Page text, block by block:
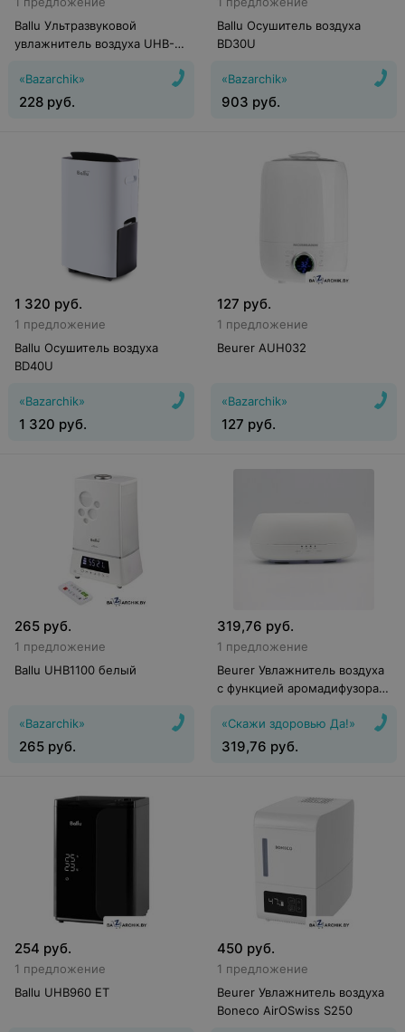
Ballu Ультразвуковой
увлажнитель воздуха UHB-
«Bazarchik»
228 руб.
Ballu Осушитель воздуха
BD30U
«Bazarchik»
903 руб.
1 320 руб.
1 предложение
Ballu Осушитель воздуха
BD40U
«Bazarchik»
1 320 руб.
127 руб.
1 предложение
Beurer AUH032
«Bazarchik»
127 руб.
265 руб.
1 предложение
Ballu UHB1100 белый
«Bazarchik»
265 руб.
319,76 руб.
1 предложение
Beurer Увлажнитель воздуха
с функцией аромадифузора
«Скажи здоровью Да!»
319,76 руб.
254 руб.
1 предложение
Ballu UHB960 ET
450 руб.
1 предложение
Beurer Увлажнитель воздуха
Boneco AirOSwiss S250